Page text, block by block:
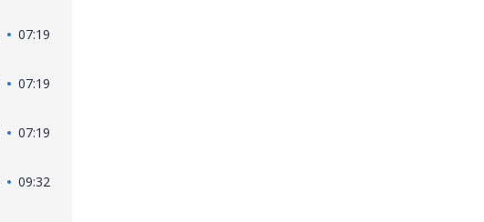
07:19
07:19
07:19
09:32